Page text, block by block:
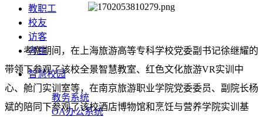
教职工
校友
访客
考生
智慧校园
教务系统
OA办公系统
考察期间，在上海旅游高等专科学校党委副书记徐继耀的
带领下参观了该校全景智慧教室、红色文化旅游VR实训中
心、舱门实训室等，在南京旅游职业学院党委委员、副院长杨
斌的陪同下参观了该校酒店博物馆和烹饪与营养学院实训基